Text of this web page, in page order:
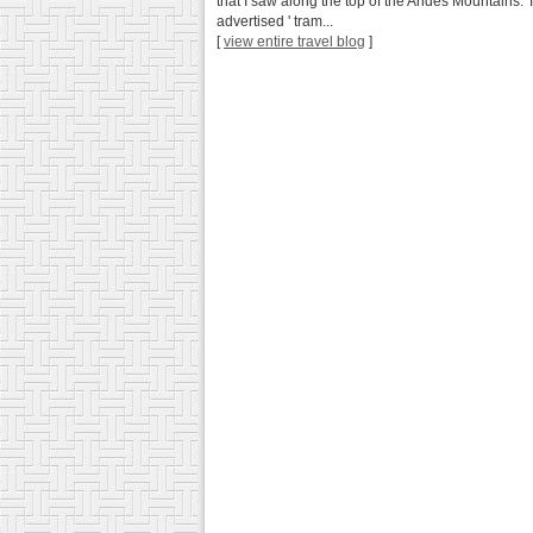
advertised ' tram...
[view entire travel blog ]